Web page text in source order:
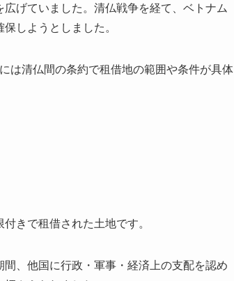
げていました。清仏戦争を経て、ベトナム
しようとしました。
は清仏間の条約で租借地の範囲や条件が具体
きで租借された土地です。
、他国に行政・軍事・経済上の支配を認め